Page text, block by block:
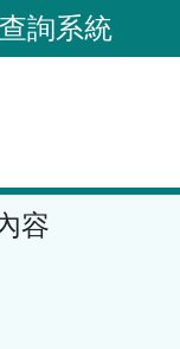
詢系統
容